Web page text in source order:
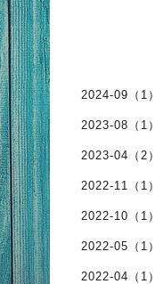
2024-09（1）
2023-08（1）
2023-04（2）
2022-11（1）
2022-10（1）
2022-05（1）
2022-04（1）